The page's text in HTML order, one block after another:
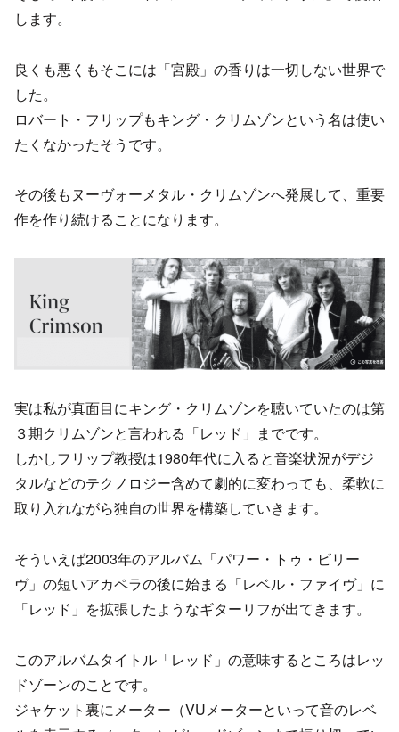
します。
良くも悪くもそこには「宮殿」の香りは一切しない世界で
した。
ロバート・フリップもキング・クリムゾンという名は使い
たくなかったそうです。
その後もヌーヴォーメタル・クリムゾンへ発展して、重要
作を作り続けることになります。
実は私が真面目にキング・クリムゾンを聴いていたのは第
３期クリムゾンと言われる「レッド」までです。
しかしフリップ教授は1980年代に入ると音楽状況がデジ
タルなどのテクノロジー含めて劇的に変わっても、柔軟に
取り入れながら独自の世界を構築していきます。
そういえば2003年のアルバム「パワー・トゥ・ビリー
ヴ」の短いアカペラの後に始まる「レベル・ファイヴ」に
「レッド」を拡張したようなギターリフが出てきます。
このアルバムタイトル「レッド」の意味するところはレッ
ドゾーンのことです。
ジャケット裏にメーター（VUメーターといって音のレベ